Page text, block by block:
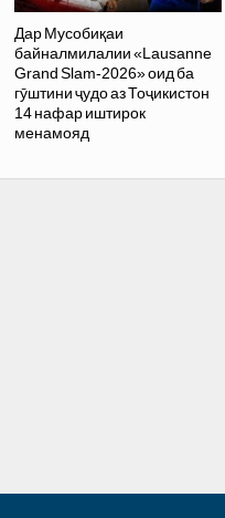
Дар Мусобиқаи
байналмилалии «Lausanne
Grand Slam-2026» оид ба
гӯштини ҷудо аз Тоҷикистон
14 нафар иштирок
менамояд